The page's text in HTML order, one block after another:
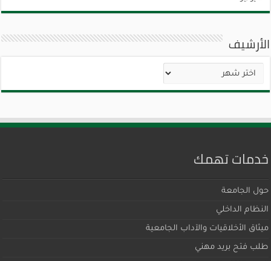
الأرشيف
الأرشيف
خدمات تهمك
حول الجامعة
النظام الداخلي
ميثاق اﻷخلاقيات والآداب الجامعية
طلب فتح بريد مهني